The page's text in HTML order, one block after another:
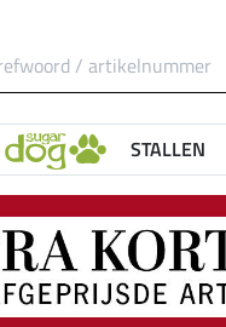
STALLEN